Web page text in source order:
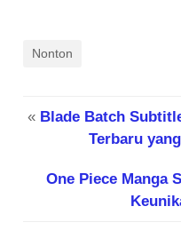
Nonton
« Blade Batch
Terbaru
One Piece Manga